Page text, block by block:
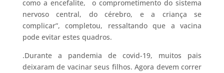
como a encefalite, o comprometimento do sistema
nervoso central, do cérebro, e a criança se
complicar”, completou, ressaltando que a vacina
pode evitar estes quadros.
.Durante a pandemia de covid-19, muitos pais
deixaram de vacinar seus filhos. Agora devem correr